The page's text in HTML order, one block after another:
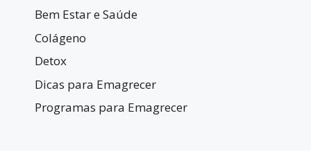
Bem Estar e Saúde
Colágeno
Detox
Dicas para Emagrecer
Programas para Emagrecer